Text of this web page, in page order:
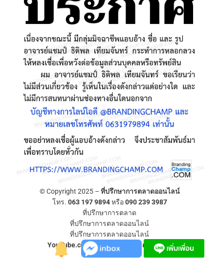
© Copyright 2025 – ที่ปรึกษาการตลาดออนไลน์
โทร. 063 197 9894หรือ090 239 3987
ที่ปรึกษาการตลาด
ที่ปรึกษาการตลาดออนไลน์
ที่ปรึกษาการตลาดออนไลน์
YouTube.com/ที่ปรึกษาการตลาดออนไลน์